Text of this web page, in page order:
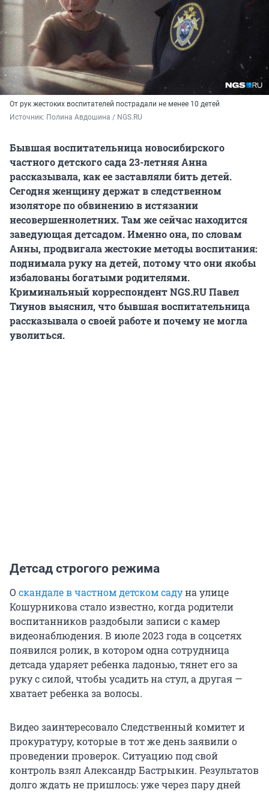
От рук жестоких воспитателей пострадали не менее 10 детей
Источник: Полина Авдошина / NGS.RU
Бывшая воспитательница новосибирского
частного детского сада 23-летняя Анна
рассказывала, как ее заставляли бить детей.
Сегодня женщину держат в следственном
изоляторе по обвинению в истязании
несовершеннолетних. Там же сейчас находится
заведующая детсадом. Именно она, по словам
Анны, продвигала жестокие методы воспитания:
поднимала руку на детей, потому что они якобы
избалованы богатыми родителями.
Криминальный корреспондент NGS.RU Павел
Тиунов выяснил, что бывшая воспитательница
рассказывала о своей работе и почему не могла
уволиться.
Детсад строгого режима
О скандале в частном детском садуна улице
Кошурникова стало известно, когда родители
воспитанников раздобыли записи с камер
видеонаблюдения. В июле 2023 года в соцсетях
появился ролик, в котором одна сотрудница
детсада ударяет ребенка ладонью, тянет его за
руку с силой, чтобы усадить на стул, а другая —
хватает ребенка за волосы.
Видео заинтересовало Следственный комитет и
прокуратуру, которые в тот же день заявили о
проведении проверок. Ситуацию под свой
контроль взял Александр Бастрыкин. Результатов
долго ждать не пришлось: уже через пару дней